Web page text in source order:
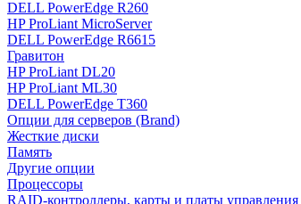
DELL PowerEdge R260
HP ProLiant MicroServer
DELL PowerEdge R6615
Гравитон
HP ProLiant DL20
HP ProLiant ML30
DELL PowerEdge T360
Опции для серверов (Brand)
Жесткие диски
Память
Другие опции
Процессоры
RAID-контроллеры, карты и платы управления